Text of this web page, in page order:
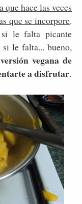
que hace las veces
que se incorpore.
le falta picante
le falta... bueno,
vegana de
a disfrutar.